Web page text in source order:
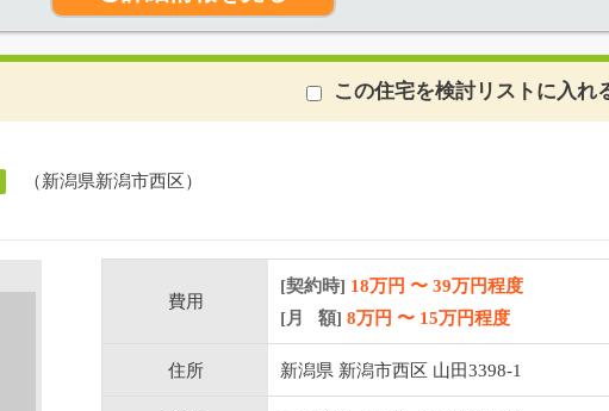
この住宅を検討リストに入れ
（新潟県新潟市西区）
費用
[契約時] 18万円 〜 39万円程度
[月 額] 8万円 〜 15万円程度
住所 新潟県 新潟市西区 山田3398-1